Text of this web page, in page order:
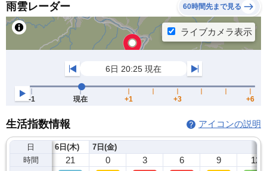
雨雲レーダー 60時間先まで見る
生活指数情報 アイコンの説明
日
時間
6日(木)
21
7日(金)
0 3 6 9 12